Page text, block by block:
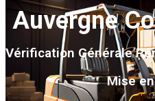
Auvergne
Vérification Générale
Mise